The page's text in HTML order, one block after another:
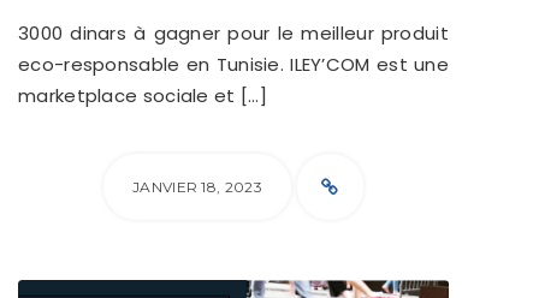
3000 dinars à gagner pour le meilleur produit
eco-responsable en Tunisie. ILEY’COM est une
marketplace sociale et […]
JANVIER 18, 2023